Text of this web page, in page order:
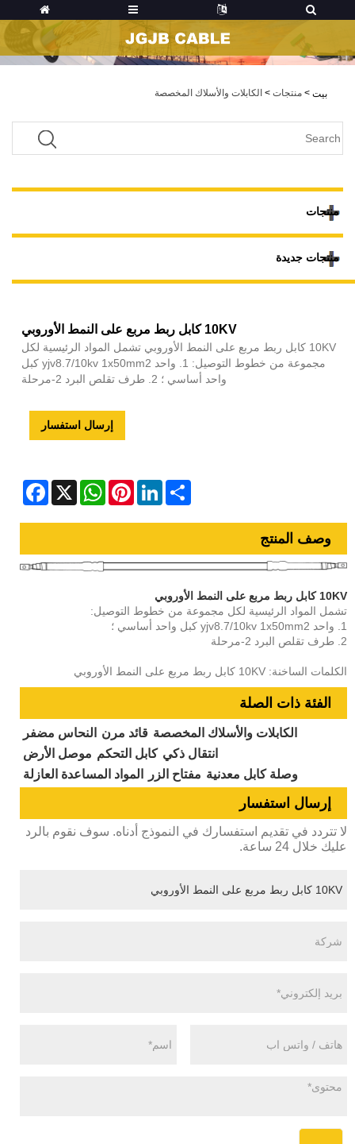
بيت > منتجات > الكابلات والأسلاك المخصصة
منتجات
منتجات جديدة
10KV كابل ربط مربع على النمط الأوروبي
10KV كابل ربط مربع على النمط الأوروبي تشمل المواد الرئيسية لكل
مجموعة من خطوط التوصيل: 1. واحد yjv8.7/10kv 1x50mm2 كبل
واحد أساسي ؛ 2. طرف تقلص البرد 2-مرحلة
إرسال استفسار
X
WhatsAppPinterestLinkedInShare
وصف المنتج
10KV كابل ربط مربع على النمط الأوروبي
تشمل المواد الرئيسية لكل مجموعة من خطوط التوصيل:
1. واحد yjv8.7/10kv 1x50mm2 كبل واحد أساسي ؛
2. طرف تقلص البرد 2-مرحلة
الكلمات الساخنة: 10KV كابل ربط مربع على النمط الأوروبي
الفئة ذات الصلة
النحاس مضفر قائد مرن الكابلات والأسلاك المخصصة
موصل الأرض كابل التحكم انتقال ذكي
المواد المساعدة العازلة
مفتاح الزر وصلة كابل معدنية
إرسال استفسار
لا تتردد في تقديم استفسارك في النموذج أدناه. سوف نقوم بالرد
عليك خلال 24 ساعة.